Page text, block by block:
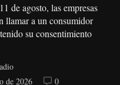
de agosto, las empresas
llamar a un consumidor
su consentimiento
de 2026
0